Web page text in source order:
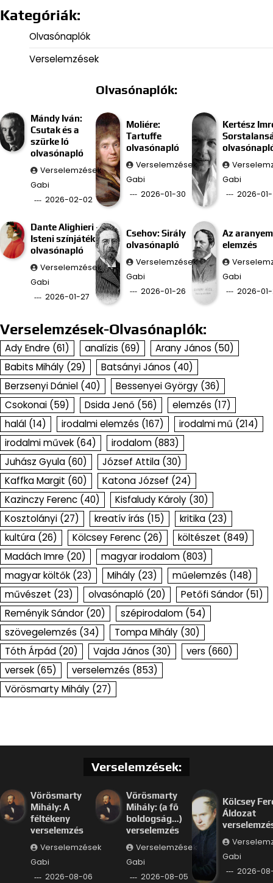
Kategóriák:
Olvasónaplók
Verselemzések
Olvasónaplók:
Mándy Iván:
Csutak és a
szürke ló
olvasónapló
Verselemzések
Gabi
2026-02-02
Moliére:
Tartuffe
olvasónapló
Verselemzések
Gabi
2026-01-30
Kertész
Gabi
2026-
Dante Alighieri –
Isteni színjáték
olvasónapló
Verselemzések
Gabi
2026-01-27
Csehov: Sirály
olvasónapló
Verselemzések
Gabi
2026-01-26
Az
elemzés
Gabi
2026-
Verselemzések-Olvasónaplók:
Ady Endre (61) analízis (69) Arany János (50)
Babits Mihály (29) Batsányi János (40)
Berzsenyi Dániel (40) Bessenyei György (36)
Csokonai (59) Dsida Jenő (56) elemzés (17)
halál (14) irodalmi elemzés (167) irodalmi mű (214)
irodalmi művek (64) irodalom (883)
Juhász Gyula (60) József Attila (30)
Kaffka Margit (60) Katona József (24)
Kazinczy Ferenc (40) Kisfaludy Károly (30)
Kosztolányi (27) kreatív írás (15) kritika (23)
kultúra (26) Kölcsey Ferenc (26) költészet (849)
Madách Imre (20) magyar irodalom (803)
magyar költők (23) Mihály (23) műelemzés (148)
művészet (23) olvasónapló (20) Petőfi Sándor (51)
Reményik Sándor (20) szépirodalom (54)
szövegelemzés (34) Tompa Mihály (30)
Tóth Árpád (20) Vajda János (30) vers (660)
versek (65) verselemzés (853)
Vörösmarty Mihály (27)
Verselemzések:
Vörösmarty
Mihály: A
féltékeny
verselemzés
Verselemzések
Gabi
2026-08-06
Vörösmarty
Mihály: (a fő
boldogság…)
verselemzés
Verselemzések
Gabi
2026-08-05
Kölcsey
Áldozat
Gabi
2026-